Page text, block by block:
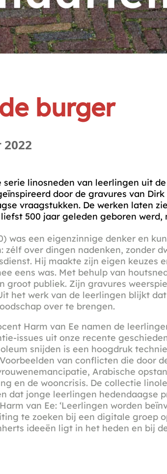
burger
serie linosneden van leerlingen uit
door de gravures van
vraagstukken. De werken laten
500 jaar geleden geboren
was een eigenzinnige denker en
zélf over dingen nadenken, zonder
Hij maakte zijn eigen keuzes
eens was. Met behulp van
groot publiek. Zijn gravures
het werk van de leerlingen blijkt
over te brengen.
Harm van Ee namen de
issues uit onze recente
snijden is een hoogdruk
van conflicten die door
Arabische
en de wooncrisis. De collectie
dat jonge leerlingen hedendaagse
van Ee: ‘Leerlingen worden
te zoeken bij een digitale groep
ideeën ligt in het heden en bij